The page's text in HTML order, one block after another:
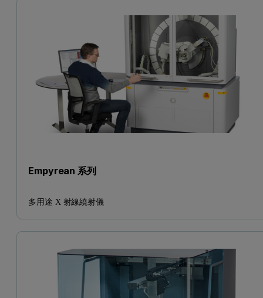
Empyrean 系列
多用途 X 射線繞射儀